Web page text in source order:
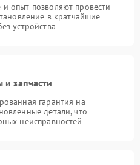
опыт позволяют провести
в кратчайшие
устройства
и запчасти
гарантия на
детали, что
неисправностей